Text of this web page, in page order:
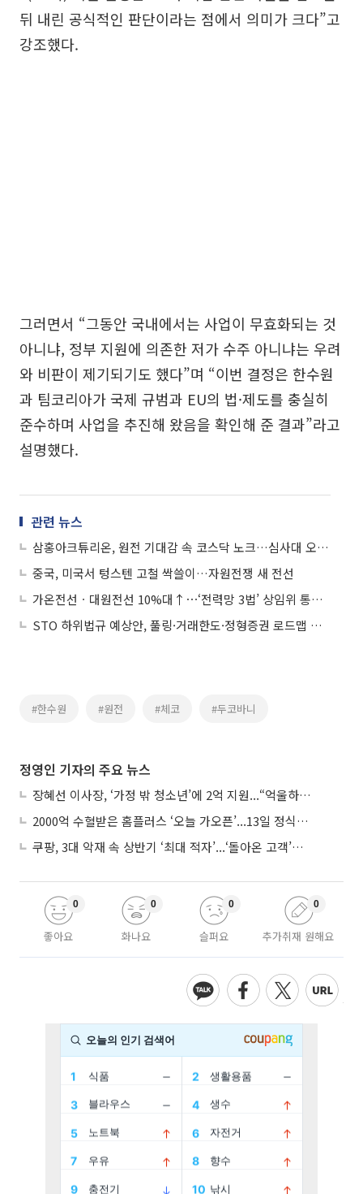
뒤 내린 공식적인 판단이라는 점에서 의미가 크다”고
강조했다.
그러면서 “그동안 국내에서는 사업이 무효화되는 것
아니냐, 정부 지원에 의존한 저가 수주 아니냐는 우려
와 비판이 제기되기도 했다”며 “이번 결정은 한수원
과 팀코리아가 국제 규범과 EU의 법·제도를 충실히
준수하며 사업을 추진해 왔음을 확인해 준 결과”라고
설명했다.
관련 뉴스
삼홍아크튜리온, 원전 기대감 속 코스닥 노크…심사대 오른 '저마진 숙제'
중국, 미국서 텅스텐 고철 싹쓸이…자원전쟁 새 전선
가온전선ㆍ대원전선 10%대↑⋯‘전력망 3법’ 상임위 통과에 전선주 급등
STO 하위법규 예상안, 풀링·거래한도·정형증권 로드맵 제시
#한수원 #원전 #체코 #두코바니
정영인 기자의 주요 뉴스
장혜선 이사장, ‘가정 밖 청소년’에 2억 지원...“억울하고 아파도 단단해지길”
2000억 수혈받은 홈플러스 ‘오늘 가오픈’...13일 정식 개장 시험대
쿠팡, 3대 악재 속 상반기 ‘최대 적자’...‘돌아온 고객’에 수익성 반등 주목
좋아요
0
화나요
0
슬퍼요
0
추가취재 원해요
0